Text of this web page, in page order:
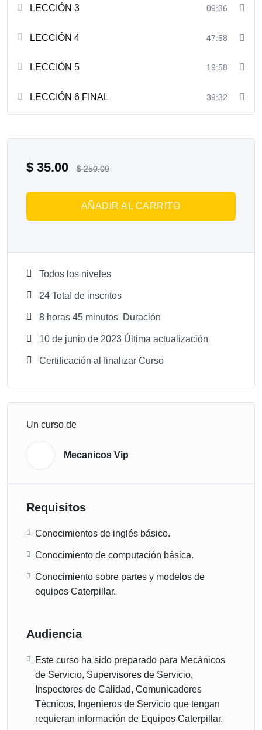
LECCIÓN 3 09:36
LECCIÓN 4 47:58
LECCIÓN 5 19:58
LECCIÓN 6 FINAL 39:32
$ 35.00 $250.00
AÑADIR AL CARRITO
Todos los niveles
24 TotaI de inscritos
8 horas 45 minutos Duración
10 de junio de 2023 Última actualización
Certificación al finalizar Curso
Un curso de
Mecanicos Vip
Requisitos
Conocimientos de inglés básico.
Conocimiento de computación básica.
Conocimiento sobre partes y modelos de
equipos Caterpillar.
Audiencia
Este curso ha sido preparado para Mecánicos
de Servicio, Supervisores de Servicio,
Inspectores de Calidad, Comunicadores
Técnicos, Ingenieros de Servicio que tengan
requieran información de Equipos Caterpillar.